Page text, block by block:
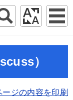
）
ージの内容を印刷